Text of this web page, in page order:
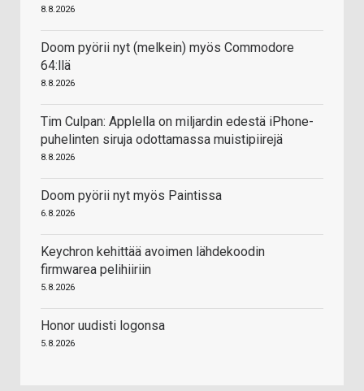
8.8.2026
Doom pyörii nyt (melkein) myös Commodore
64:llä
8.8.2026
Tim Culpan: Applella on miljardin edestä iPhone-
puhelinten siruja odottamassa muistipiirejä
8.8.2026
Doom pyörii nyt myös Paintissa
6.8.2026
Keychron kehittää avoimen lähdekoodin
firmwarea pelihiiriin
5.8.2026
Honor uudisti logonsa
5.8.2026